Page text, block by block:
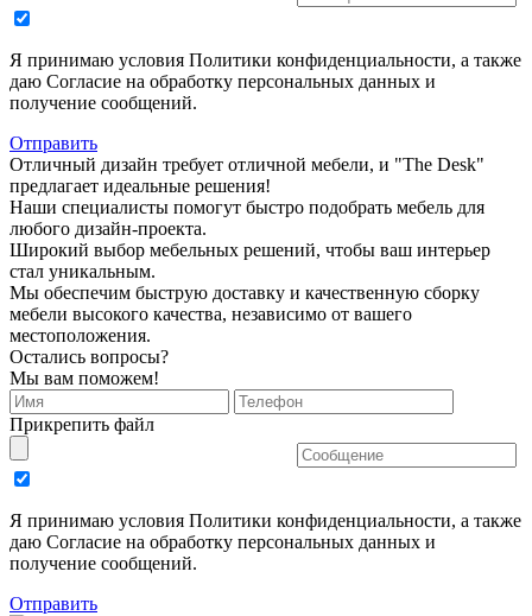
Я принимаю условия Политики конфиденциальности, а также
даю Согласие на обработку персональных данных и
получение сообщений.
Отправить
Отличный дизайн требует отличной мебели, и "The Desk"
предлагает идеальные решения!
Наши специалисты помогут быстро подобрать мебель для
любого дизайн-проекта.
Широкий выбор мебельных решений, чтобы ваш интерьер
стал уникальным.
Мы обеспечим быструю доставку и качественную сборку
мебели высокого качества, независимо от вашего
местоположения.
Остались вопросы?
Мы вам поможем!
Прикрепить файл
Я принимаю условия Политики конфиденциальности, а также
даю Согласие на обработку персональных данных и
получение сообщений.
Отправить